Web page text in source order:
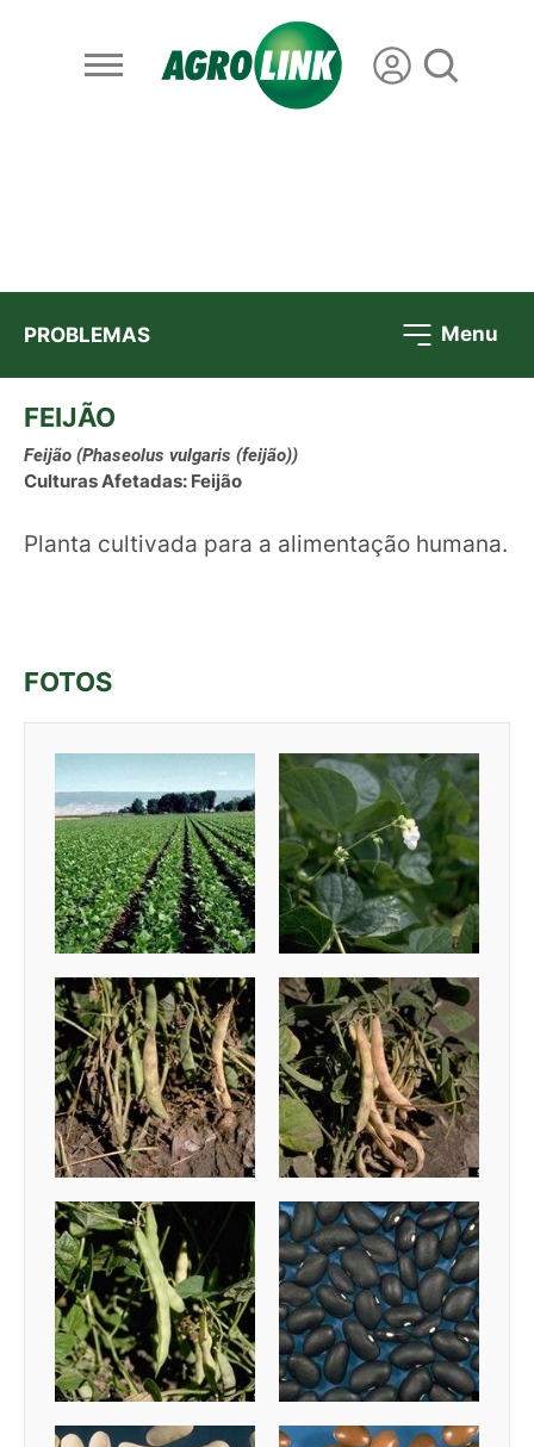
PROBLEMAS Menu
FEIJÃO
Feijão (Phaseolus vulgaris (feijão))
Culturas Afetadas: Feijão
Planta cultivada para a alimentação humana.
FOTOS